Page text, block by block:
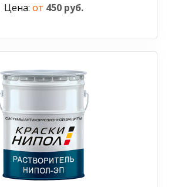
Цена: от 450 руб.